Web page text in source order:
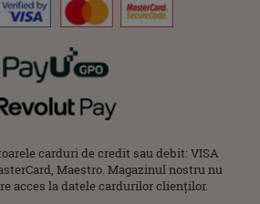
carduri de credit sau debit: VISA
Maestro. Magazinul nostru nu
acces la datele cardurilor clienților.